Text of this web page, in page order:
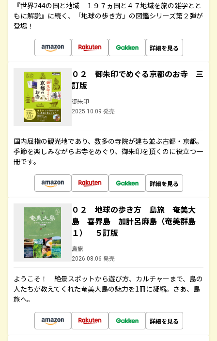
『世界244の国と地域 １９７ヵ国と４７地域を旅の雑学とと
もに解説』に続く、「地球の歩き方」の図鑑シリーズ第２弾が
登場！
詳細を見る
０２ 御朱印でめぐる京都のお寺 三
訂版
御朱印
2025.10.09 発売
国内屈指の観光地であり、数多の寺院が建ち並ぶ古都・京都。
季節を楽しみながらお寺をめぐり、御朱印を頂くのに役立つ一
冊です。
詳細を見る
０２ 地球の歩き方 島旅 奄美大
島 喜界島 加計呂麻島（奄美群島
１） ５訂版
島旅
2026.08.06 発売
ようこそ！ 絶景スポットから遊び方、カルチャーまで、島の
人たちが教えてくれた奄美大島の魅力を1冊に凝縮。さあ、島
旅へ。
詳細を見る